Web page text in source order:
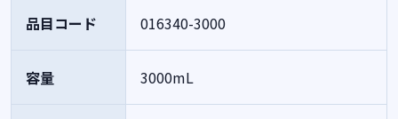
品目コード 016340-3000
容量 3000mL